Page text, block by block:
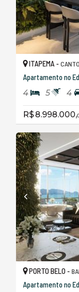
ITAPEMA -
Apartamento no
4 5 4
R$ 8.998.000,
PORTO BELO -
Apartamento no